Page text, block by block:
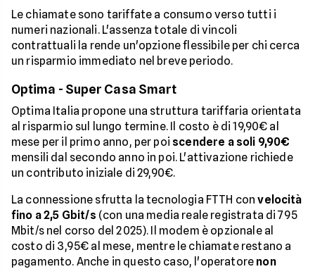
Le chiamate sono tariffate a consumo verso tutti i
numeri nazionali. L'assenza totale di vincoli
contrattuali la rende un'opzione flessibile per chi cerca
un risparmio immediato nel breve periodo.
Optima - Super Casa Smart
Optima Italia propone una struttura tariffaria orientata
al risparmio sul lungo termine. Il costo è di 19,90€ al
mese per il primo anno, per poi scendere a soli 9,90€
mensili dal secondo anno in poi. L'attivazione richiede
un contributo iniziale di 29,90€.
La connessione sfrutta la tecnologia FTTH convelocità
fino a 2,5 Gbit/s (con una media reale registrata di 795
Mbit/s nel corso del 2025). Il modem è opzionale al
costo di 3,95€ al mese, mentre le chiamate restano a
pagamento. Anche in questo caso, l'operatore non